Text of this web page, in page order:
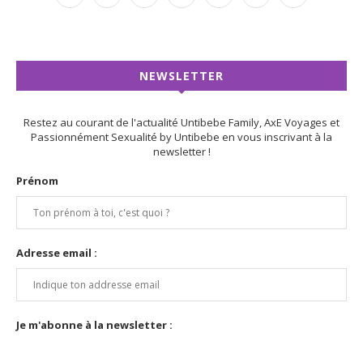
NEWSLETTER
Restez au courant de l'actualité Untibebe Family, AxE Voyages et
Passionnément Sexualité by Untibebe en vous inscrivant à la
newsletter !
Prénom
Adresse email :
Je m'abonne à la newsletter :